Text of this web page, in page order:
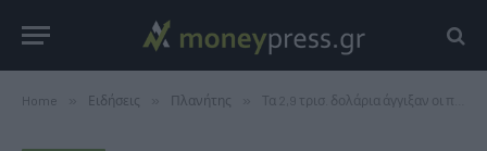
Home Ειδήσεις Πλανήτης Τα 2,9 τρισ. δολάρια άγγιξαν οι παγκόσμιες στρατιωτικές δαπάνες το 2025